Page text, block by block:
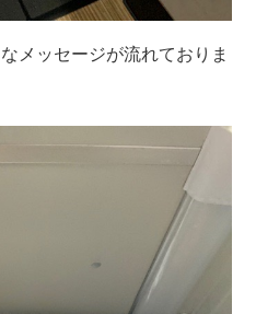
メッセージが流れておりま